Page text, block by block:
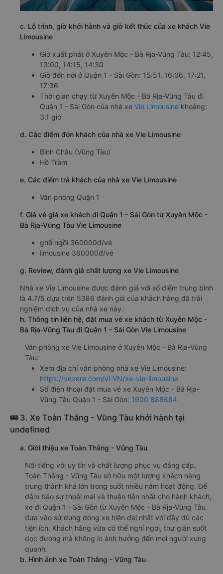
c. Lộ trình, giờ khởi hành và giờ kết thúc của xe khách Vie
Limousine
Giờ xuất phát ở Xuyên Mộc - Bà Rịa-Vũng Tàu: 12:45,
13:00, 14:15, 14:30
Giờ đến nơi ở Quận 1 - Sài Gòn: 15:51, 16:06, 17:21,
17:36
Thời gian chạy từ Xuyên Mộc - Bà Rịa-Vũng Tàu đi
Quận 1 - Sài Gòn của nhà xe Vie Limousine khoảng:
3.1 giờ
d. Các điểm đón khách của nhà xe Vie Limousine
Bình Châu (Vũng Tàu)
Hồ Tràm
e. Các điểm trả khách của nhà xe Vie Limousine
Văn phòng Quận 1
f. Giá vé giá xe khách đi Quận 1 - Sài Gòn từ Xuyên Mộc -
Bà Rịa-Vũng Tàu Vie Limousine
ghế ngồi 360000đ/vé
limousine 360000đ/vé
g. Review, đánh giá chất lượng xe Vie Limousine
Nhà xe Vie Limousine được đánh giá với số điểm trung bình
là 4.7/5 dựa trên 5386 đánh giá của khách hàng đã trải
nghiệm dịch vụ của nhà xe này.
h. Thông tin liên hệ, đặt mua vé xe khách từ Xuyên Mộc -
Bà Rịa-Vũng Tàu đi Quận 1 - Sài Gòn Vie Limousine
Văn phòng xe Vie Limousine ở Xuyên Mộc - Bà Rịa-Vũng
Tàu:
Xem địa chỉ văn phòng nhà xe Vie Limousine:
https://vexere.com/vi-VN/xe-vie-limousine
Số điện thoại đặt mua vé xe Xuyên Mộc - Bà Rịa-
Vũng Tàu Quận 1 - Sài Gòn: 1900 888684
🚌 3. Xe Toàn Thắng - Vũng Tàu khởi hành tại
undefined
a. Giới thiệu xe Toàn Thắng - Vũng Tàu
Nổi tiếng với uy tín và chất lượng phục vụ đẳng cấp,
Toàn Thắng - Vũng Tàu sở hữu một lượng khách hàng
trung thành khá lớn trong suốt nhiều năm hoạt động. Để
đảm bảo sự thoải mái và thuận tiện nhất cho hành khách,
xe đi Quận 1 - Sài Gòn từ Xuyên Mộc - Bà Rịa-Vũng Tàu
đưa vào sử dụng dòng xe hiện đại nhất với đầy đủ các
tiện ích. Khách hàng vừa có thể nghỉ ngơi, thư giãn suốt
dọc đường mà không lo ảnh hưởng đến mọi người xung
quanh.
b. Hình ảnh xe Toàn Thắng - Vũng Tàu